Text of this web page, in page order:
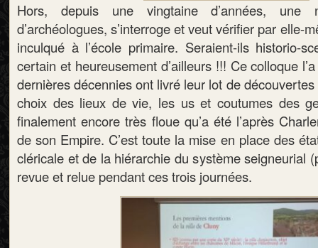
Hors, depuis une vingtaine d’années, une
d’archéologues, s’interroge et veut vérifier par elle-
inculqué à l’école primaire. Seraient-ils historio-
certain et heureusement d’ailleurs !!! Ce colloque
dernières décennies ont livré leur lot de
choix des lieux de vie, les us et coutumes des
finalement encore très floue qu’a été l’après
de son Empire. C’est toute la mise en place des
cléricale et de la hiérarchie du système seigneurial
revue et relue pendant ces trois journées.